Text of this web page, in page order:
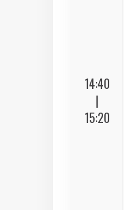
14:40
|
15:20